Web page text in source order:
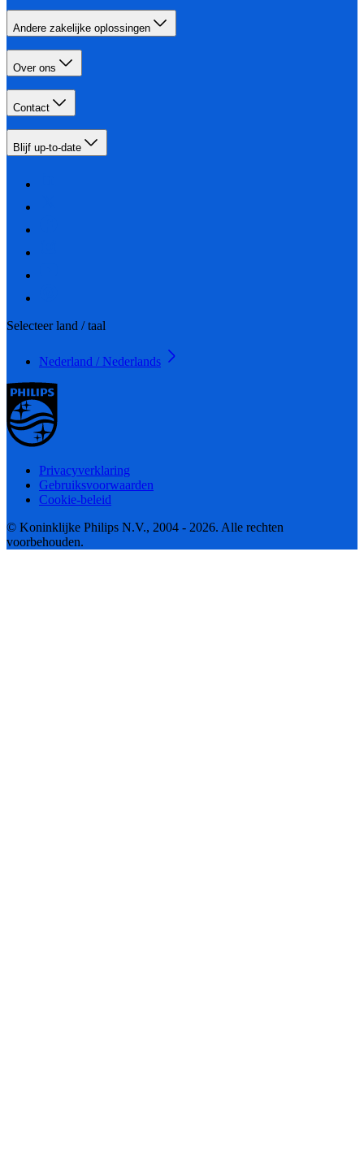
Andere zakelijke oplossingen
Over ons
Contact
Blijf up-to-date
Selecteer land / taal
Nederland / Nederlands
Privacyverklaring
Gebruiksvoorwaarden
Cookie-beleid
© Koninklijke Philips N.V., 2004 - 2026. Alle rechten
voorbehouden.